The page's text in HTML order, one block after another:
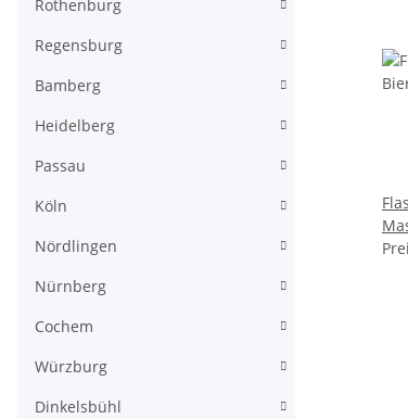
Rothenburg
Regensburg
Bamberg
Heidelberg
Passau
Köln
Nördlingen
Nürnberg
Cochem
Würzburg
Dinkelsbühl